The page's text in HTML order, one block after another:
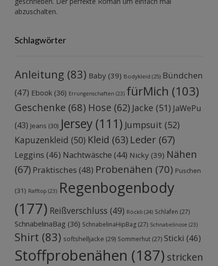
abzuschalten.
Schlagwörter
Anleitung (83) Baby (39) Bodykleid (25) Bündchen
(47) Ebook (36) Errungenschaften (23) fürMich (103)
Geschenke (68) Hose (62) Jacke (51) JaWePu
(43) Jeans (30) Jersey (111) Jumpsuit (52)
Kapuzenkleid (50) Kleid (63) Leder (67)
Leggins (46) Nachtwäsche (44) Nicky (39) Nähen
(67) Praktisches (48) Probenähen (70) Puschen
(31) Rafftop (23) Regenbogenbody
(177) Reißverschluss (49) Röckli (24) Schlafen (27)
SchnabelinaBag (36) SchnabelinaHipBag (27) Schnabelinose (23)
Shirt (83) softshelljacke (29) Sommerhut (27) Sticki (46)
Stoffprobenähen (187) stricken